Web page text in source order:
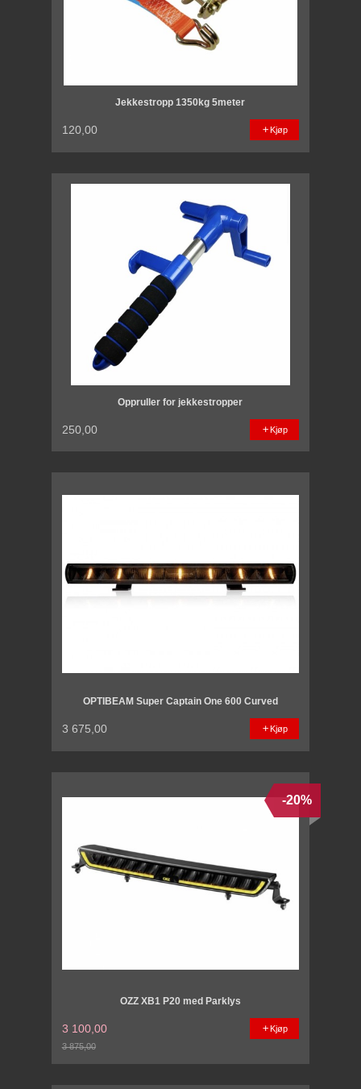
Jekkestropp 1350kg 5meter
120,00 Kjøp
Oppruller for jekkestropper
250,00 Kjøp
OPTIBEAM Super Captain One 600 Curved
3 675,00 Kjøp
OZZ XB1 P20 med Parklys
3 100,00
3 875,00
-20%
Kjøp